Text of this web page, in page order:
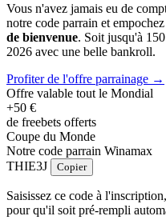
Vous n'avez jamais eu de
notre code parrain et empochez
de bienvenue. Soit jusqu'à
2026 avec une belle bankroll.
Profiter de l'offre parrainage →
Offre valable tout le Mondial
+50 €
de freebets offerts
Coupe du Monde
Notre code parrain Winamax
THIE3J
Copier
Saisissez ce code à
pour qu'il soit pré-rempli